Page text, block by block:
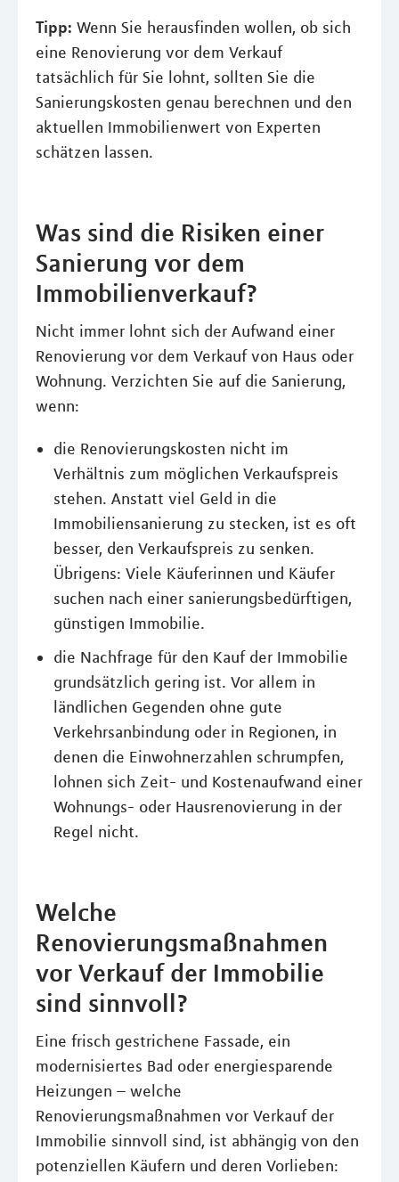
Tipp: Wenn Sie herausfinden wollen, ob sich
eine Renovierung vor dem Verkauf
tatsächlich für Sie lohnt, sollten Sie die
Sanierungskosten genau berechnen und den
aktuellen Immobilienwert von Experten
schätzen lassen.
Was sind die Risiken einer
Sanierung vor dem
Immobilienverkauf?
Nicht immer lohnt sich der Aufwand einer
Renovierung vor dem Verkauf von Haus oder
Wohnung. Verzichten Sie auf die Sanierung,
wenn:
die Renovierungskosten nicht im
Verhältnis zum möglichen Verkaufspreis
stehen. Anstatt viel Geld in die
Immobiliensanierung zu stecken, ist es oft
besser, den Verkaufspreis zu senken.
Übrigens: Viele Käuferinnen und Käufer
suchen nach einer sanierungsbedürftigen,
günstigen Immobilie.
die Nachfrage für den Kauf der Immobilie
grundsätzlich gering ist. Vor allem in
ländlichen Gegenden ohne gute
Verkehrsanbindung oder in Regionen, in
denen die Einwohnerzahlen schrumpfen,
lohnen sich Zeit- und Kostenaufwand einer
Wohnungs- oder Hausrenovierung in der
Regel nicht.
Welche
Renovierungsmaßnahmen
vor Verkauf der Immobilie
sind sinnvoll?
Eine frisch gestrichene Fassade, ein
modernisiertes Bad oder energiesparende
Heizungen – welche
Renovierungsmaßnahmen vor Verkauf der
Immobilie sinnvoll sind, ist abhängig von den
potenziellen Käufern und deren Vorlieben: